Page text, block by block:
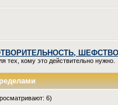
ШЕФСТВО
тех, кому это действительно нужно.
6)